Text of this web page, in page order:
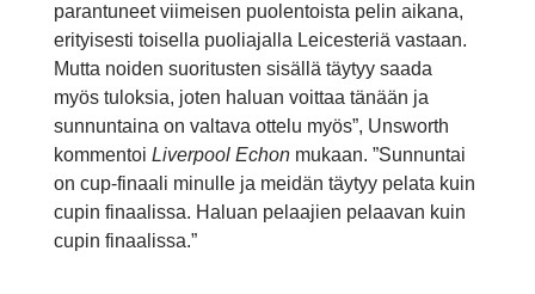
parantuneet viimeisen puolentoista pelin aikana,
erityisesti toisella puoliajalla Leicesteriä vastaan.
Mutta noiden suoritusten sisällä täytyy saada
myös tuloksia, joten haluan voittaa tänään ja
sunnuntaina on valtava ottelu myös”, Unsworth
kommentoi Liverpool Echonmukaan. ”Sunnuntai
on cup-finaali minulle ja meidän täytyy pelata kuin
cupin finaalissa. Haluan pelaajien pelaavan kuin
cupin finaalissa.”